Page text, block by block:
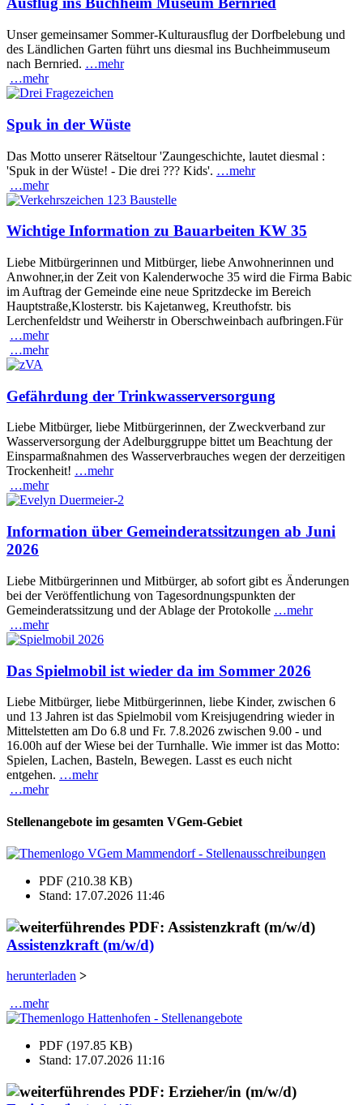
Unser gemeinsamer Sommer-Kulturausflug der Dorfbelebung und
des Ländlichen Garten führt uns diesmal ins Buchheimmuseum
nach Bernried. …mehr
…mehr
Spuk in der Wüste
Das Motto unserer Rätseltour 'Zaungeschichte, lautet diesmal :
'Spuk in der Wüste! - Die drei ??? Kids'. …mehr
…mehr
Wichtige Information zu Bauarbeiten KW 35
Liebe Mitbürgerinnen und Mitbürger, liebe Anwohnerinnen und
Anwohner,in der Zeit von Kalenderwoche 35 wird die Firma Babic
im Auftrag der Gemeinde eine neue Spritzdecke im Bereich
Hauptstraße,Klosterstr. bis Kajetanweg, Kreuthofstr. bis
Lerchenfeldstr und Weiherstr in Oberschweinbach aufbringen.Für
…mehr
…mehr
Gefährdung der Trinkwasserversorgung
Liebe Mitbürger, liebe Mitbürgerinnen, der Zweckverband zur
Wasserversorgung der Adelburggruppe bittet um Beachtung der
Einsparmaßnahmen des Wasserverbrauches wegen der derzeitigen
Trockenheit! …mehr
…mehr
Information über Gemeinderatssitzungen ab Juni
2026
Liebe Mitbürgerinnen und Mitbürger, ab sofort gibt es Änderungen
bei der Veröffentlichung von Tagesordnungspunkten der
Gemeinderatssitzung und der Ablage der Protokolle …mehr
…mehr
Das Spielmobil ist wieder da im Sommer 2026
Liebe Mitbürger, liebe Mitbürgerinnen, liebe Kinder, zwischen 6
und 13 Jahren ist das Spielmobil vom Kreisjugendring wieder in
Mittelstetten am Do 6.8 und Fr. 7.8.2026 zwischen 9.00 - und
16.00h auf der Wiese bei der Turnhalle. Wie immer ist das Motto:
Spielen, Lachen, Basteln, Bewegen. Lasst es euch nicht
entgehen. …mehr
…mehr
Stellenangebote im gesamten VGem-Gebiet
PDF (210.38 KB)
Stand: 17.07.2026 11:46
Assistenzkraft (m/w/d)
herunterladen >
…mehr
PDF (197.85 KB)
Stand: 17.07.2026 11:16